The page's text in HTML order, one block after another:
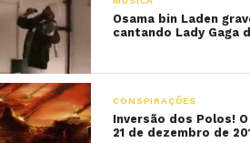
Osama bin Laden
cantando Lady Gaga
CONSPIRAÇÕES
Inversão dos Polos!
21 de dezembro de